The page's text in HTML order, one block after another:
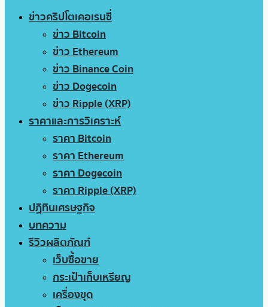
ข่าวคริปโตเคอเรนซี่
ข่าว Bitcoin
ข่าว Ethereum
ข่าว Binance Coin
ข่าว Dogecoin
ข่าว Ripple (XRP)
ราคาและการวิเคราะห์
ราคา Bitcoin
ราคา Ethereum
ราคา Dogecoin
ราคา Ripple (XRP)
ปฏิทินเศรษฐกิจ
บทความ
รีวิวผลิตภัณฑ์
เว็บซื้อขาย
กระเป๋าเก็บเหรียญ
เครื่องขุด